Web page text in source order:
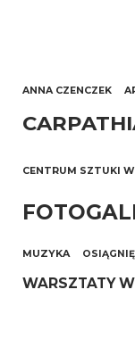
ANNA CZENCZEK
CENTRUM SZTUKI
MUZYKA
WARSZTATY